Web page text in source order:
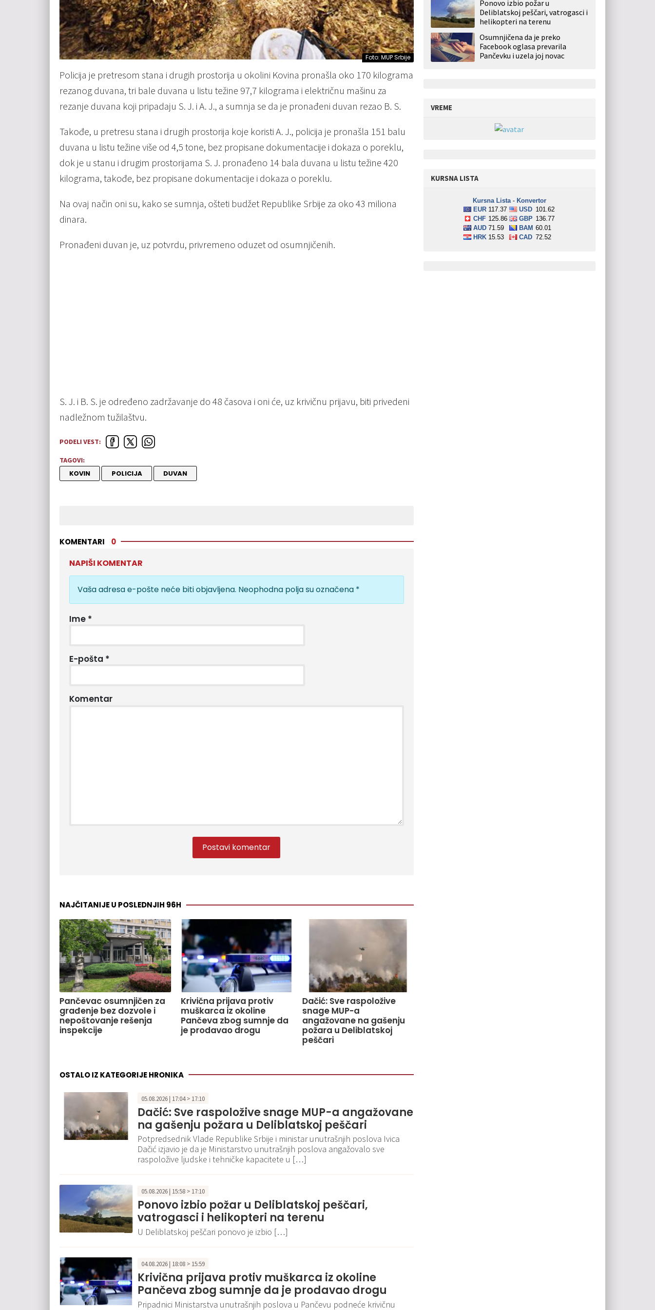
Foto: MUP Srbije
Policija je pretresom stana i drugih prostorija u okolini Kovina pronašla oko 170 kilograma
rezanog duvana, tri bale duvana u listu težine 97,7 kilograma i električnu mašinu za
rezanje duvana koji pripadaju S. J. i A. J., a sumnja se da je pronađeni duvan rezao B. S.
Takođe, u pretresu stana i drugih prostorija koje koristi A. J., policija je pronašla 151 balu
duvana u listu težine više od 4,5 tone, bez propisane dokumentacije i dokaza o poreklu,
dok je u stanu i drugim prostorijama S. J. pronađeno 14 bala duvana u listu težine 420
kilograma, takođe, bez propisane dokumentacije i dokaza o poreklu.
Na ovaj način oni su, kako se sumnja, ošteti budžet Republike Srbije za oko 43 miliona
dinara.
Pronađeni duvan je, uz potvrdu, privremeno oduzet od osumnjičenih.
S. J. i B. S. je određeno zadržavanje do 48 časova i oni će, uz krivičnu prijavu, biti privedeni
nadležnom tužilaštvu.
PODELI VEST:
TAGOVI:
KOVIN POLICIJA DUVAN
KOMENTARI 0
NAPIŠI KOMENTAR
Vaša adresa e-pošte neće biti objavljena. Neophodna polja su označena *
Ime *
E-pošta *
Komentar
NAJČITANIJE U POSLEDNJIH 96H
Pančevac osumnjičen za
građenje bez dozvole i
nepoštovanje rešenja
inspekcije
Krivična prijava protiv
muškarca iz okoline
Pančeva zbog sumnje da
je prodavao drogu
Dačić: Sve raspoložive
snage MUP-a
angažovane na gašenju
požara u Deliblatskoj
peščari
OSTALO IZ KATEGORIJE HRONIKA
05.08.2026 | 17:04 > 17:10
Dačić: Sve raspoložive snage MUP-a angažovane
na gašenju požara u Deliblatskoj peščari
Potpredsednik Vlade Republike Srbije i ministar unutrašnjih poslova Ivica
Dačić izjavio je da je Ministarstvo unutrašnjih poslova angažovalo sve
raspoložive ljudske i tehničke kapacitete u […]
05.08.2026 | 15:58 > 17:10
Ponovo izbio požar u Deliblatskoj peščari,
vatrogasci i helikopteri na terenu
U Deliblatskoj peščari ponovo je izbio […]
04.08.2026 | 18:08 > 15:59
Krivična prijava protiv muškarca iz okoline
Pančeva zbog sumnje da je prodavao drogu
Pripadnici Ministarstva unutrašnjih poslova u Pančevu podneće krivičnu
Ponovo izbio požar u
Deliblatskoj peščari, vatrogasci i
helikopteri na terenu
Osumnjičena da je preko
Facebook oglasa prevarila
Pančevku i uzela joj novac
VREME
KURSNA LISTA